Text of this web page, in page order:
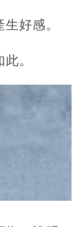
好感。
。